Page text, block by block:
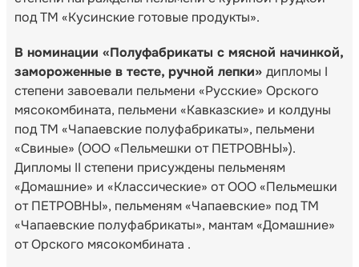
под ТМ «Кусинские готовые продукты».
В номинации «Полуфабрикаты с мясной начинкой,
замороженные в тесте, ручной лепки» дипломы I
степени завоевали пельмени «Русские» Орского
мясокомбината, пельмени «Кавказские» и колдуны
под ТМ «Чапаевские полуфабрикаты», пельмени
«Свиные» (ООО «Пельмешки от ПЕТРОВНЫ»).
Дипломы II степени присуждены пельменям
«Домашние» и «Классические» от ООО «Пельмешки
от ПЕТРОВНЫ», пельменям «Чапаевские» под ТМ
«Чапаевские полуфабрикаты», мантам «Домашние»
от Орского мясокомбината .